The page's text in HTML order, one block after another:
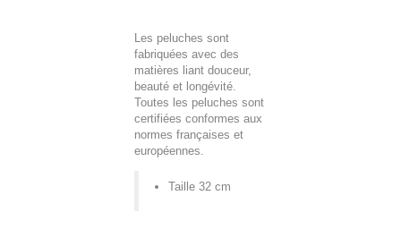
Les peluches sont
fabriquées avec des
matières liant douceur,
beauté et longévité.
Toutes les peluches sont
certifiées conformes aux
normes françaises et
européennes.
Taille 32 cm